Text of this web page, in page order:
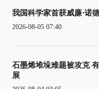
我国科学家首获威廉·诺
2026-08-05 07:40
石墨烯堆垛难题被攻克
展